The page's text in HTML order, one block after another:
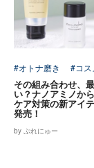
#オトナ磨き #コス
その組み合わせ、
い？ナノアミノか
ケア対策の新アイ
発売！
by ぷれにゅー